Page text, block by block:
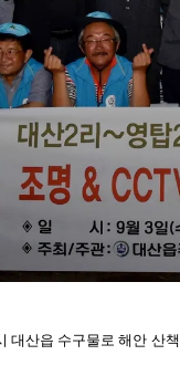
대산읍 수구물로 해안 산